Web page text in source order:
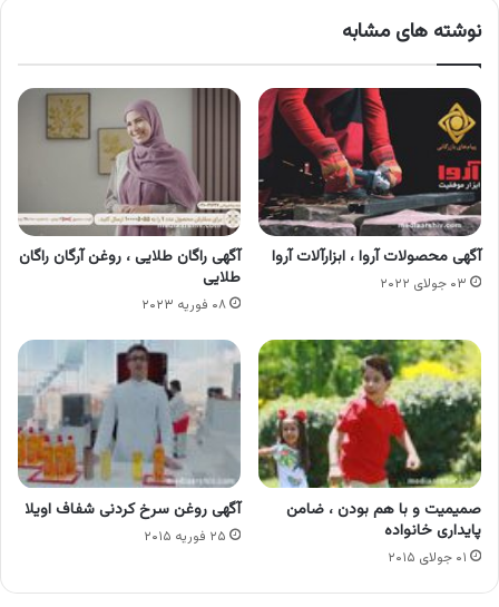
نوشته های مشابه
آگهی محصولات آروا ، ابزارآلات آروا
۰۳ جولای ۲۰۲۲
آگهی راگان طلایی ، روغن آرگان راگان
طلایی
۰۸ فوریه ۲۰۲۳
صمیمیت و با هم بودن ، ضامن
پایداری خانواده
۰۱ جولای ۲۰۱۵
آگهی روغن سرخ کردنی شفاف اویلا
۲۵ فوریه ۲۰۱۵